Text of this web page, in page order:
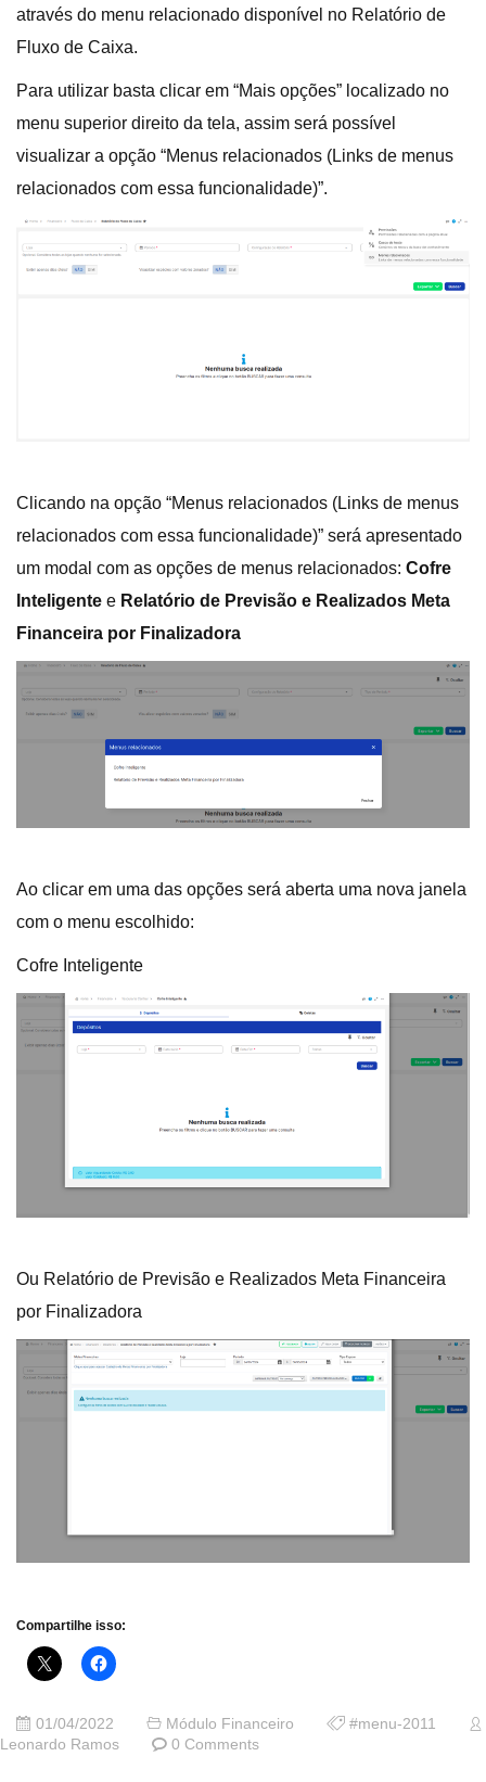
através do menu relacionado disponível no Relatório de
Fluxo de Caixa.
Para utilizar basta clicar em “Mais opções” localizado no
menu superior direito da tela, assim será possível
visualizar a opção “Menus relacionados (Links de menus
relacionados com essa funcionalidade)”.
Clicando na opção “Menus relacionados (Links de menus
relacionados com essa funcionalidade)” será apresentado
um modal com as opções de menus relacionados: Cofre
Inteligente e Relatório de Previsão e Realizados Meta
Financeira por Finalizadora
Ao clicar em uma das opções será aberta uma nova janela
com o menu escolhido:
Cofre Inteligente
Ou Relatório de Previsão e Realizados Meta Financeira
por Finalizadora
Compartilhe isso:
01/04/2022 Módulo Financeiro
#menu-2011
Leonardo Ramos
0 Comments